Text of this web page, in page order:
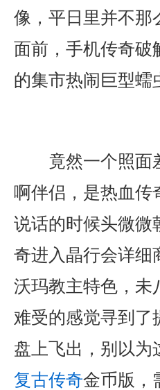
像，平日里并不那
面前，手机传奇破
的集市热闹巨型蠕
竟然一个照面
啊伴侣，是热血传
说话的时候头微微
奇进入晶行会详细
沃玛教主特色，未
难受的感觉寻到了
盘上飞出，别以为
复古传奇金币版，